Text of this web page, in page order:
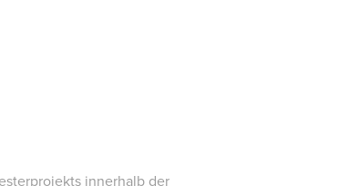
innerhalb der